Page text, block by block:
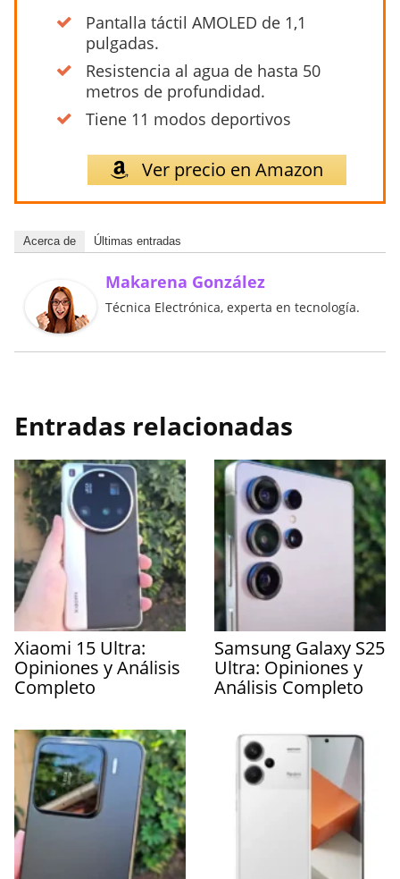
Pantalla táctil AMOLED de 1,1
pulgadas.
Resistencia al agua de hasta 50
metros de profundidad.
Tiene 11 modos deportivos
Ver precio en Amazon
Acerca de Últimas entradas
Makarena González
Técnica Electrónica, experta en tecnología.
Entradas relacionadas
Xiaomi 15 Ultra:
Opiniones y Análisis
Completo
Samsung Galaxy S25
Ultra: Opiniones y
Análisis Completo